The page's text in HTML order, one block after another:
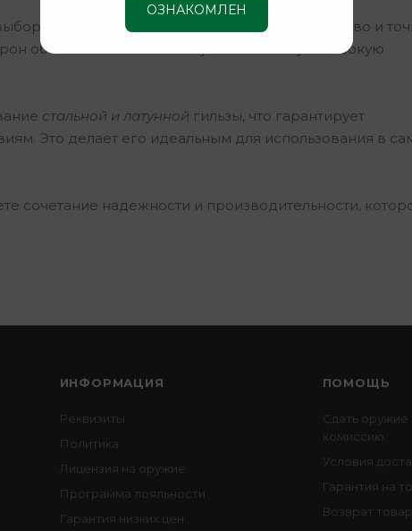
для охотников и стрелков, ценящих качество и
обеспечивает стабильную баллистику и высокую
стальной и латунной гильзы, что гарантирует
Это делает его идеальным для использования в
сочетание надежности и производительности,
ИНФОРМАЦИЯ
Реквизиты
Политика
Лицензия на оружие
Программа лояльности
Гарантия низких цен
ПОМОЩЬ
Сдать оружие
комиссию
Условия
Гарантия на
Возврат
ОЗНАКОМЛЕН